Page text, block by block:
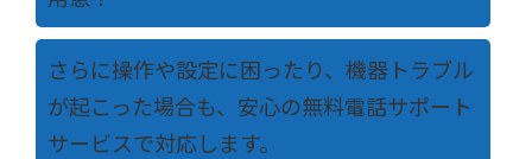
さらに操作や設定に困ったり、機器トラブル
が起こった場合も、安心の無料電話サポート
サービスで対応します。